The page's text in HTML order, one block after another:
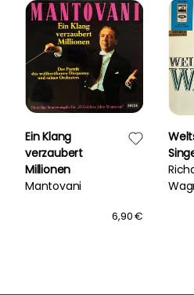
Ein Klang
verzaubert
Millionen
Mantovani
6,90 €